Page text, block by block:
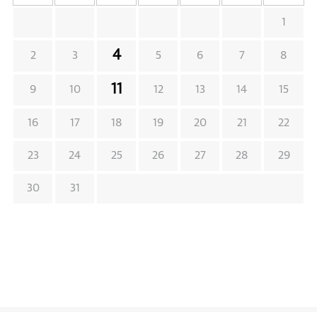
1
2 3 4 5 6 7 8
9 10 11 12 13 14 15
16 17 18 19 20 21 22
23 24 25 26 27 28 29
30 31